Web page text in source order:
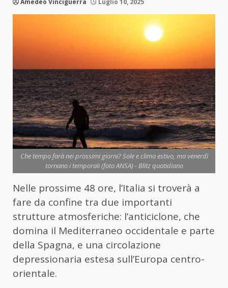
Amedeo Vinciguerra Luglio 10, 2025
Che tempo farà nei prossimi giorni? Sole e clima estivo, ma venerdì
tornano i temporali (foto ANSA) - Blitz quotidiano
Nelle prossime 48 ore, l’Italia si troverà a
fare da confine tra due importanti
strutture atmosferiche: l’anticiclone, che
domina il Mediterraneo occidentale e parte
della Spagna, e una circolazione
depressionaria estesa sull’Europa centro-
orientale.